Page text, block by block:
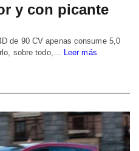
y con picante
de 90 CV apenas consume 5,0
sobre todo,…
Leer más